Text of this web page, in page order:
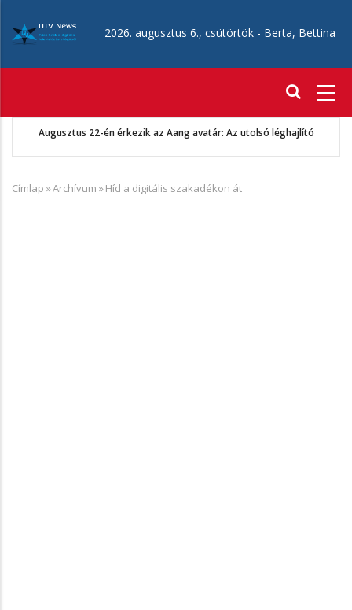
tartalomra
2026. augusztus 6., csütörtök - Berta, Bettina
Augusztus 22-én érkezik az Aang avatár: Az utolsó léghajlító
Morzsa
Címlap »Archívum »Híd a digitális szakadékon át